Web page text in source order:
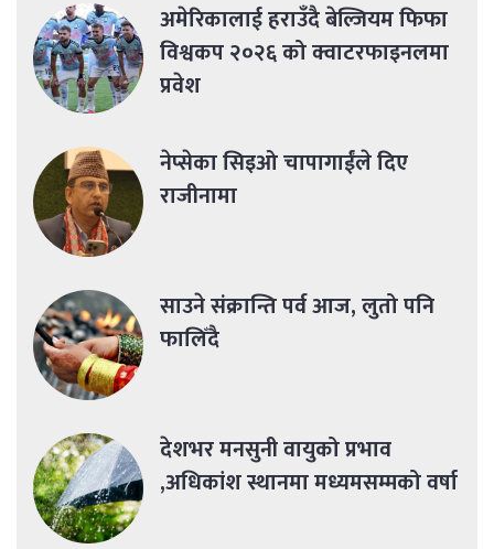
अमेरिकालाई हराउँदै बेल्जियम फिफा
विश्वकप २०२६ को क्वाटरफाइनलमा
प्रवेश
नेप्सेका सिइओ चापागाईंले दिए
राजीनामा
साउने संक्रान्ति पर्व आज, लुतो पनि
फालिँदै
देशभर मनसुनी वायुको प्रभाव
,अधिकांश स्थानमा मध्यमसम्मको वर्षा